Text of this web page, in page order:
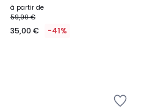
à partir de
59,90 €
35,00 € -41%